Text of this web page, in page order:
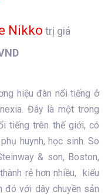
Nikko trị giá
hiệu đàn nổi tiếng ở
Đây là một trong
tiếng trên thế giới, có
huynh, học sinh. So
& son, Boston,
rẻ hơn nhiều, kiểu
đó với dây chuyền sản